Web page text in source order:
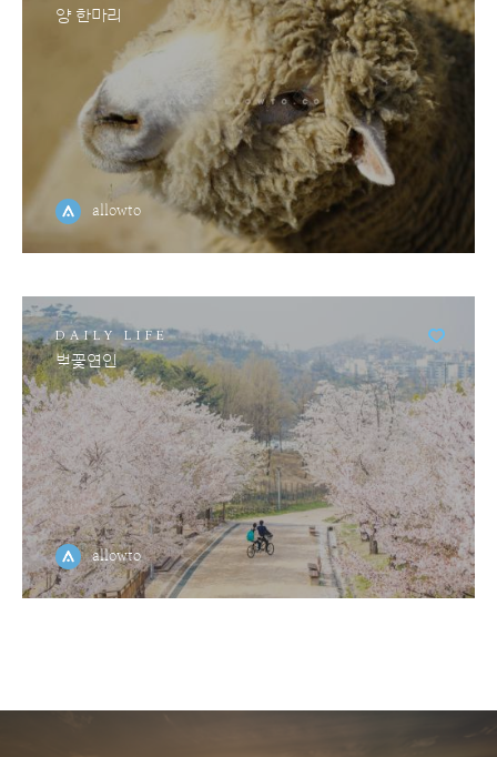
양 한마리
allowto
DAILY LIFE
벚꽃연인
allowto